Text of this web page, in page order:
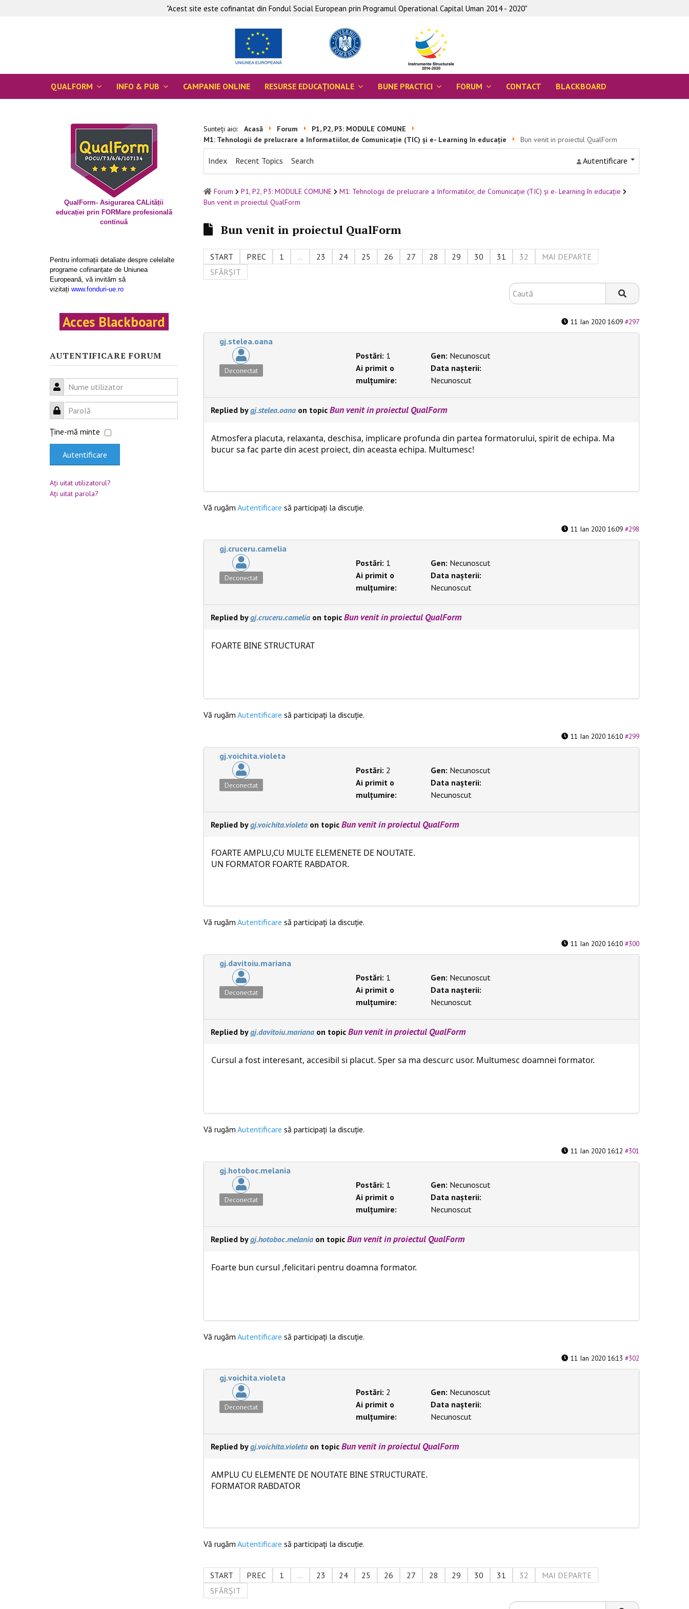
"Acest site este cofinantat din Fondul Social European prin Programul Operational Capital Uman 2014 - 2020"
QUALFORM INFO & PUB CAMPANIE ONLINE RESURSE EDUCAŢIONALE BUNE PRACTICI FORUM CONTACT BLACKBOARD
QualForm- Asigurarea CALității
educației prin FORMare profesională
continuă
Pentru informații detaliate despre celelalte
programe cofinanțate de Uniunea
Europeană, vă invităm să
vizitați www.fonduri-ue.ro
Acces Blackboard
AUTENTIFICARE FORUM
Nume utilizator
Parolă
Ţine-mă minte
Autentificare
Aţi uitat utilizatorul?
Aţi uitat parola?
Sunteți aici: Acasă Forum
P1, P2, P3: MODULE COMUNE
M1: Tehnologii de prelucrare a Informatiilor, de Comunicație (TIC) și e- Learning în educație
Bun venit in proiectul QualForm
Index Recent Topics Search Autentificare
Forum P1, P2, P3: MODULE COMUNE
M1: Tehnologii de prelucrare a Informatiilor, de Comunicație (TIC) și e- Learning în educație
Bun venit in proiectul QualForm
Bun venit in proiectul QualForm
START PREC 1 ... 23 24 25 26 27 28 29 30 31 32
MAI DEPARTE
SFÂRȘIT
11 Ian 2020 16:09 #297
gj.stelea.oana
Deconectat
Postări: 1
Ai primit o
mulțumire:
Gen: Necunoscut
Data nașterii:
Necunoscut
Replied bygj.stelea.oana on topic Bun venit in proiectul QualForm
Atmosfera placuta, relaxanta, deschisa, implicare profunda din partea formatorului, spirit de echipa. Ma
bucur sa fac parte din acest proiect, din aceasta echipa. Multumesc!
Vă rugăm Autentificare să participaţi la discuţie.
11 Ian 2020 16:09 #298
gj.cruceru.camelia
Deconectat
Postări: 1
Ai primit o
mulțumire:
Gen: Necunoscut
Data nașterii:
Necunoscut
Replied bygj.cruceru.camelia on topic Bun venit in proiectul QualForm
FOARTE BINE STRUCTURAT
Vă rugăm Autentificare să participaţi la discuţie.
11 Ian 2020 16:10 #299
gj.voichita.violeta
Deconectat
Postări: 2
Ai primit o
mulțumire:
Gen: Necunoscut
Data nașterii:
Necunoscut
Replied bygj.voichita.violeta on topic Bun venit in proiectul QualForm
FOARTE AMPLU,CU MULTE ELEMENETE DE NOUTATE.
UN FORMATOR FOARTE RABDATOR.
Vă rugăm Autentificare să participaţi la discuţie.
11 Ian 2020 16:10 #300
gj.davitoiu.mariana
Deconectat
Postări: 1
Ai primit o
mulțumire:
Gen: Necunoscut
Data nașterii:
Necunoscut
Replied bygj.davitoiu.mariana on topic Bun venit in proiectul QualForm
Cursul a fost interesant, accesibil si placut. Sper sa ma descurc usor. Multumesc doamnei formator.
Vă rugăm Autentificare să participaţi la discuţie.
11 Ian 2020 16:12 #301
gj.hotoboc.melania
Deconectat
Postări: 1
Ai primit o
mulțumire:
Gen: Necunoscut
Data nașterii:
Necunoscut
Replied bygj.hotoboc.melania on topic Bun venit in proiectul QualForm
Foarte bun cursul ,felicitari pentru doamna formator.
Vă rugăm Autentificare să participaţi la discuţie.
11 Ian 2020 16:13 #302
gj.voichita.violeta
Deconectat
Postări: 2
Ai primit o
mulțumire:
Gen: Necunoscut
Data nașterii:
Necunoscut
Replied bygj.voichita.violeta on topic Bun venit in proiectul QualForm
AMPLU CU ELEMENTE DE NOUTATE BINE STRUCTURATE.
FORMATOR RABDATOR
Vă rugăm Autentificare să participaţi la discuţie.
START PREC 1 ... 23 24 25 26 27 28 29 30 31 32
MAI DEPARTE
SFÂRȘIT